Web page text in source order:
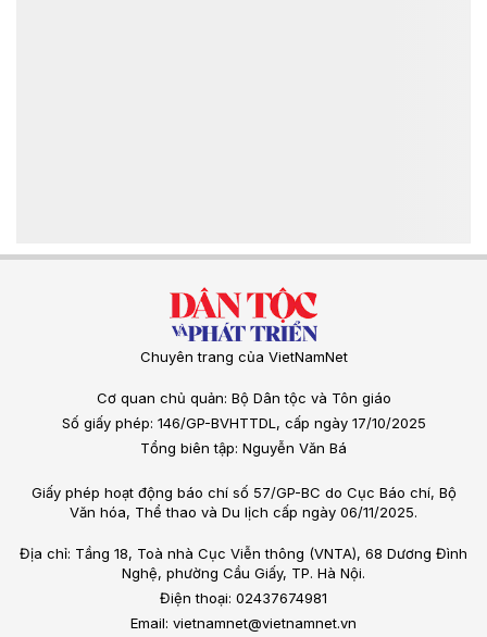
Chuyên trang của VietNamNet
Cơ quan chủ quản: Bộ Dân tộc và Tôn giáo
Số giấy phép: 146/GP-BVHTTDL, cấp ngày 17/10/2025
Tổng biên tập: Nguyễn Văn Bá
Giấy phép hoạt động báo chí số 57/GP-BC do Cục Báo chí, Bộ
Văn hóa, Thể thao và Du lịch cấp ngày 06/11/2025.
Địa chỉ: Tầng 18, Toà nhà Cục Viễn thông (VNTA), 68 Dương Đình
Nghệ, phường Cầu Giấy, TP. Hà Nội.
Điện thoại: 02437674981
Email: vietnamnet@vietnamnet.vn